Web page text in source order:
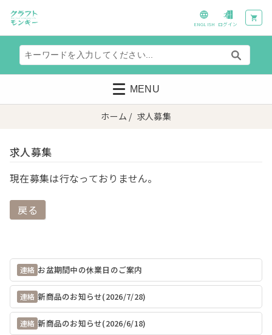
ログイン
ENGLISH
MENU
ホーム / 求人募集
求人募集
現在募集は行なっておりません。
戻る
連絡 お盆期間中の休業日のご案内
連絡 新商品のお知らせ(2026/7/28)
連絡 新商品のお知らせ(2026/6/18)